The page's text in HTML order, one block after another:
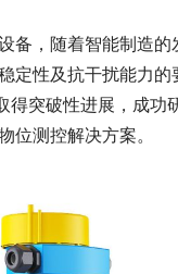
，随着智能制造的
定性及抗干扰能力
得突破性进展，成功
位测控解决方案。